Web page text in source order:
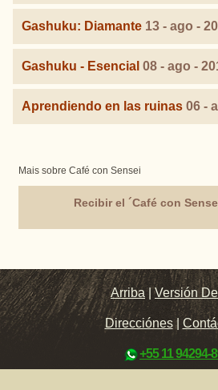
Gashuku: Diamante 13 - ago -
Gashuku - Esencial 08 - ago -
Aprendiendo en las ruinas 06 -
Mais sobre Café con Sensei
Recibir el ´Café con
Arriba |Versión
Direcciónes|
+55 11 94294-